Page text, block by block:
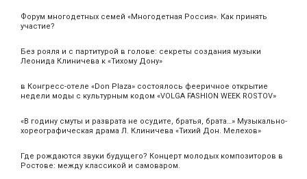
Форум многодетных семей «Многодетная Россия». Как принять
участие?
Без рояля и с партитурой в голове: секреты создания музыки
Леонида Клиничева к «Тихому Дону»
в Конгресс-отеле «Don Plaza» состоялось фееричное открытие
недели моды с культурным кодом «VOLGA FASHION WEEK ROSTOV»
«В годину смуты и разврата не осудите, братья, брата…» Музыкально-
хореографическая драма Л. Клиничева «Тихий Дон. Мелехов»
Где рождаются звуки будущего? Концерт молодых композиторов в
Ростове: между классикой и самоваром.